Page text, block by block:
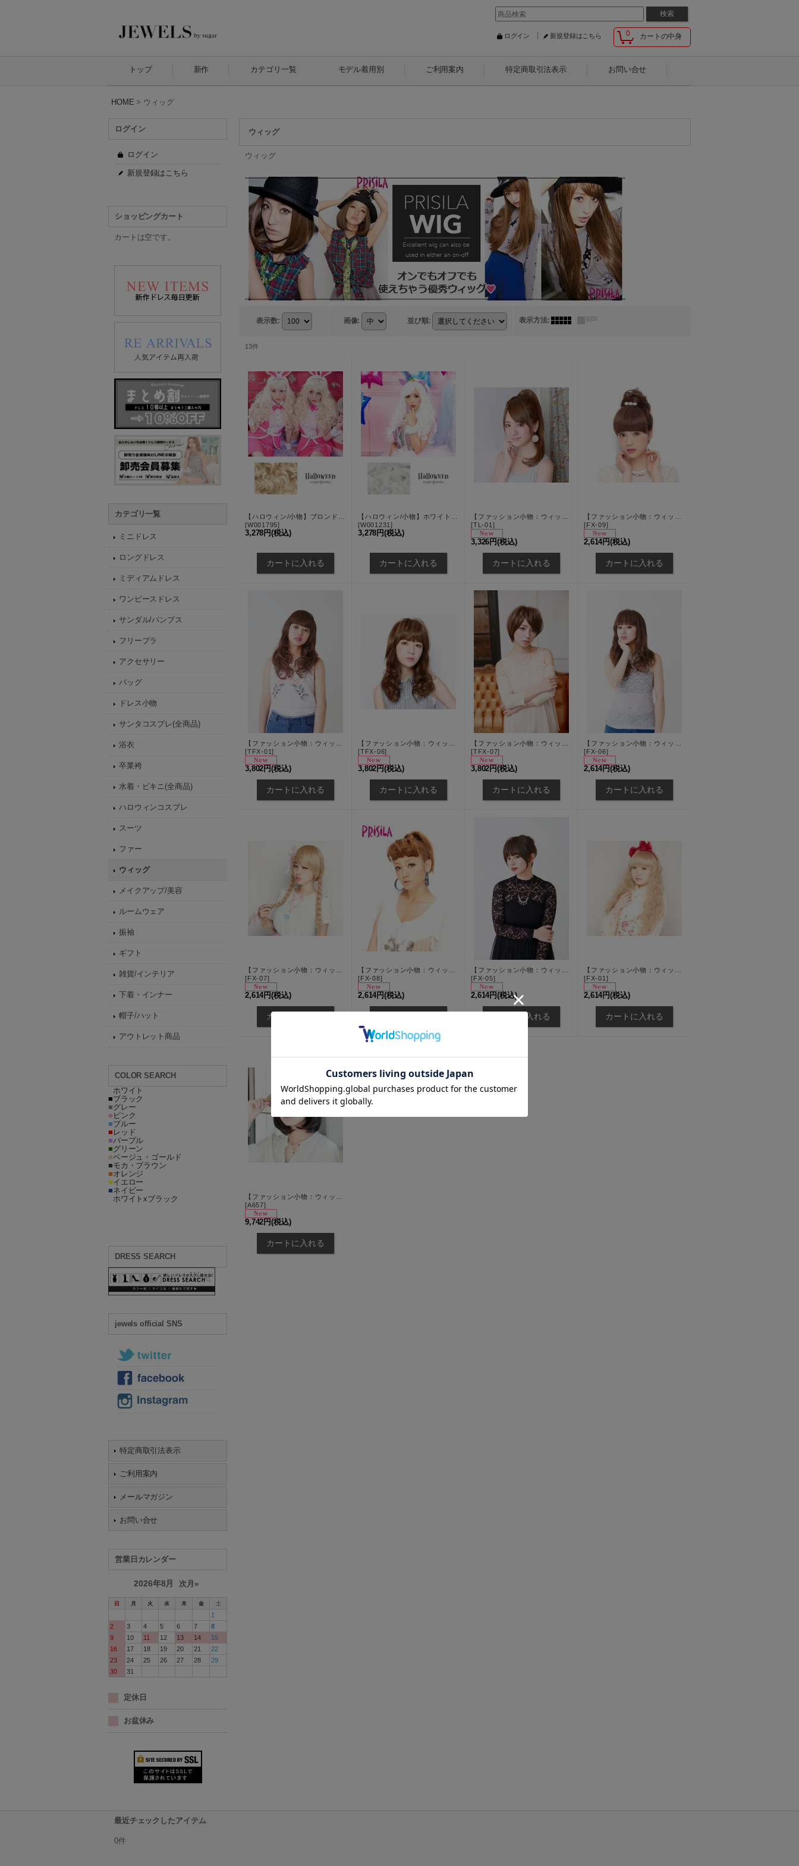
0 カートの中身
ログイン 新規登録はこちら
トップ 新作 カテゴリ一覧 モデル着用別 ご利用案内 特定商取引法表示 お問い合せ
HOME > ウィッグ
ログイン
ログイン
新規登録はこちら
ショッピングカート
カートは空です。
カテゴリ一覧
ミニドレス
ロングドレス
ミディアムドレス
ワンピースドレス
サンダル/パンプス
フリーブラ
アクセサリー
バッグ
ドレス小物
サンタコスプレ(全商品)
浴衣
卒業袴
水着・ビキニ(全商品)
ハロウィンコスプレ
スーツ
ファー
ウィッグ
メイクアップ/美容
ルームウェア
振袖
ギフト
雑貨/インテリア
下着・インナー
帽子/ハット
アウトレット商品
COLOR SEARCH
ホワイト
■ブラック
■グレー
■ ピンク
■ブルー
■ レッド
■パープル
■グリーン
■ベージュ・ゴールド
■モカ・ブラウン
■オレンジ
■イエロー
■ネイビー
ホワイトxブラック
DRESS SEARCH
jewels official SNS
特定商取引法表示
ご利用案内
メールマガジン
お問い合せ
営業日カレンダー
2026年8月 次月»
日 月 火 水 木 金 土
1
2
3 4 5 6 7
8
9
10 11 12 13 14
15
16
17 18 19 20 21
22
23
24 25 26 27 28
29
30
31
定休日
お盆休み
ウィッグ
ウィッグ
表示数: 画像: 並び順: 表示方法:
13件
[W001795]
3,278円(税込)
[W001231]
3,278円(税込)
[TL-01 ]
3,326円(税込)
[FX-09]
2,614円(税込)
[TFX-01]
3,802円(税込)
[TFX-06]
3,802円(税込)
[TFX-07]
3,802円(税込)
[FX-06]
2,614円(税込)
[FX-07]
2,614円(税込)
[FX-08]
2,614円(税込)
[FX-05]
2,614円(税込)
[FX-01 ]
2,614円(税込)
[A657]
9,742円(税込)
最近チェックしたアイテム
0件